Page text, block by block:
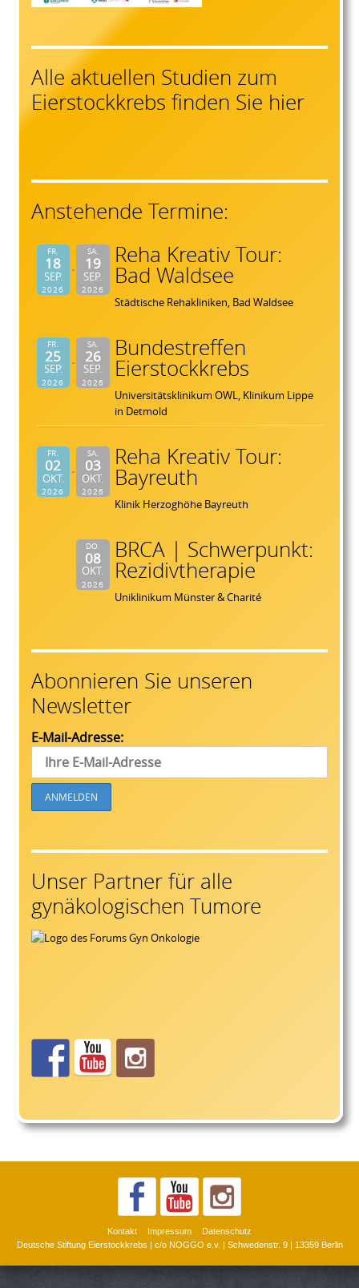
Alle aktuellen Studien zum
Eierstockkrebs finden Sie hier
Anstehende Termine:
FR.
18
SEP.
2026
SA.
19
SEP.
2026
Reha Kreativ Tour:
Bad Waldsee
Städtische Rehakliniken, Bad Waldsee
FR.
25
SEP.
2026
SA.
26
SEP.
2026
Bundestreffen
Eierstockkrebs
Universitätsklinikum OWL, Klinikum Lippe
in Detmold
FR.
02
OKT.
2026
SA.
03
OKT.
2026
Reha Kreativ Tour:
Bayreuth
Klinik Herzoghöhe Bayreuth
DO.
08
OKT.
2026
BRCA | Schwerpunkt:
Rezidivtherapie
Uniklinikum Münster & Charité
Abonnieren Sie unseren
Newsletter
E-Mail-Adresse:
Unser Partner für alle
gynäkologischen Tumore
Kontakt Impressum
Datenschutz
Deutsche Stiftung Eierstockkrebs | c/o NOGGO e.v. | Schwedenstr. 9 | 13359 Berlin